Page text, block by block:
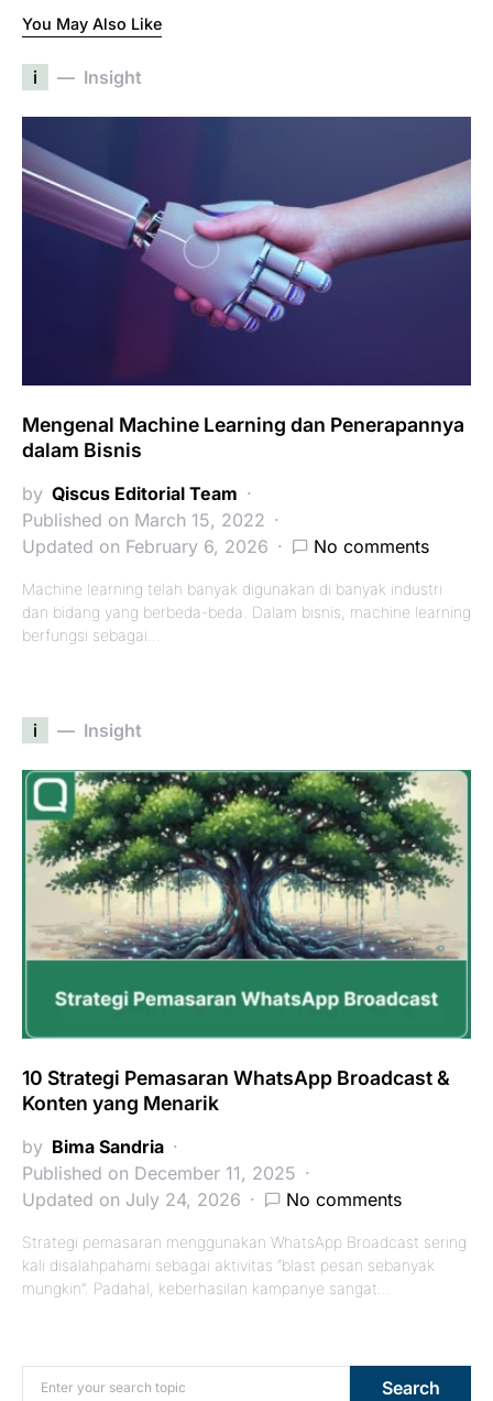
You May Also Like
i Insight
Mengenal Machine Learning dan Penerapannya
dalam Bisnis
by Qiscus Editorial Team
Published on March 15, 2022
Updated on February 6, 2026
No comments
Machine learning telah banyak digunakan di banyak industri
dan bidang yang berbeda-beda. Dalam bisnis, machine learning
berfungsi sebagai…
i Insight
10 Strategi Pemasaran WhatsApp Broadcast &
Konten yang Menarik
by Bima Sandria
Published on December 11, 2025
Updated on July 24, 2026
No comments
Strategi pemasaran menggunakan WhatsApp Broadcast sering
kali disalahpahami sebagai aktivitas “blast pesan sebanyak
mungkin”. Padahal, keberhasilan kampanye sangat…
Search for: Search